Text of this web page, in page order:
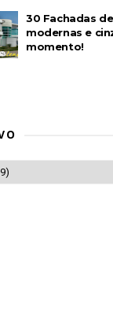
30 Fachadas
modernas e
momento!